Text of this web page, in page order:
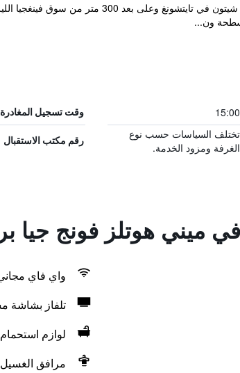
ون...
15:00 وقت تسجيل المغادرة
تختلف السياسات حسب نوع
الغرفة ومزود الخدمة.
رقم مكتب الاستقبال
في ميني هوتلز فونج جيا
واي فاي
تلفاز بشاشة
لوازم
مرافق الغسيل